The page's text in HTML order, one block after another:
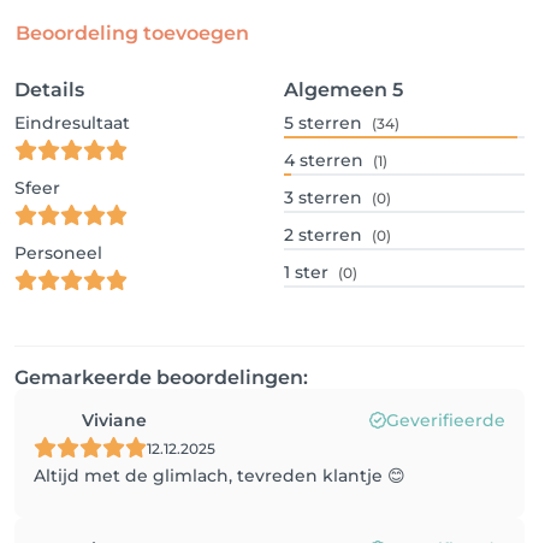
Beoordeling toevoegen
Details
Eindresultaat
Sfeer
Personeel
Algemeen 5
5 sterren (34)
4 sterren (1)
3 sterren (0)
2 sterren (0)
1 ster (0)
Gemarkeerde beoordelingen:
Viviane Geverifieerde
12.12.2025
Altijd met de glimlach, tevreden klantje 😊